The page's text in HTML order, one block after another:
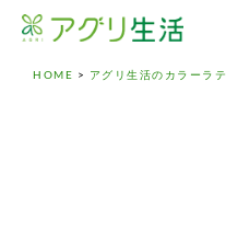
HOME > アグリ生活のカラーラテ